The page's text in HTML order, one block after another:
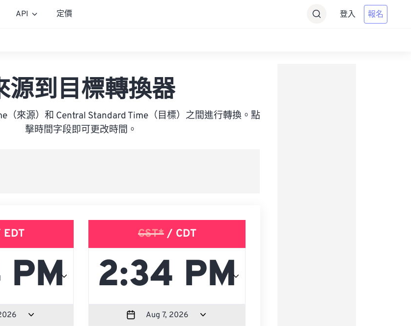
API 定價 登入 報名
源到目標轉換器
（來源）和 Central Standard Time（目標）之間進行轉換。點
擊時間字段即可更改時間。
CST*/ CDT